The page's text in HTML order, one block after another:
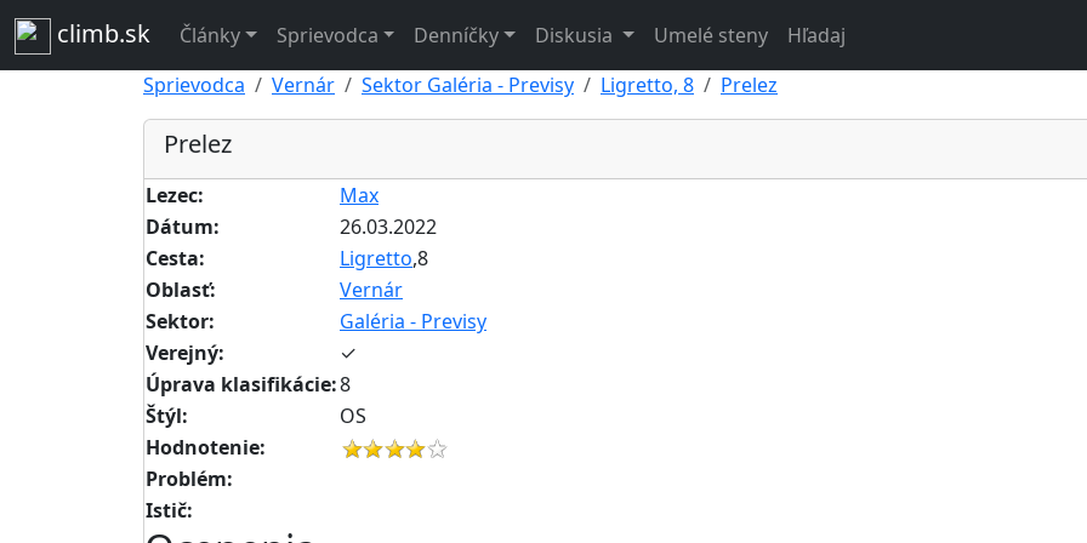
climb.sk Články Sprievodca Denníčky Diskusia Umelé steny Hľadaj
Sprievodca
Vernár Sektor Galéria - Previsy Ligretto, 8 Prelez
Prelez
Lezec:
Max
Dátum:
26.03.2022
Cesta:
Ligretto,8
Oblasť:
Vernár
Sektor:
Galéria - Previsy
Verejný:
✓
Úprava klasifikácie:8
Štýl:
OS
Hodnotenie:
Problém:
Istič: